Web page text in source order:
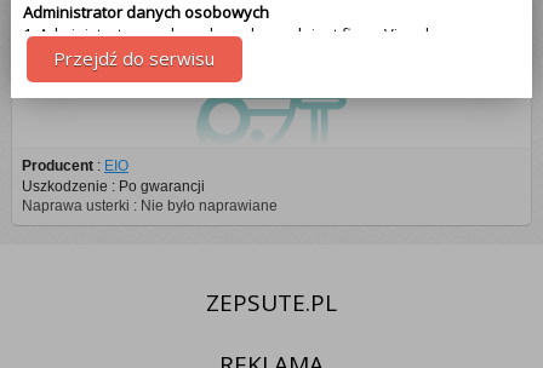
Administrator danych osobowych
1. Administratorem danych osobowych jest firma Visual
Technologies, więcej informacji na temat naszej firmy znajdziesz na
samym dole strony - klikając na link kontakt. Pamiętaj że Twoja
zgoda może być w każdej chwili cofnięta. Jeżeli wyrażasz zgodę, o
którą wyżej prosimy, administratorami Twoich danych osobowych
prywatności serwisu.
Cel przetwarzania danych
1.Celem przetwarzania danych jest dostosowanie treści serwisu do
dole - link polityka prywatności.
Przysługują Tobie następujące uprawnienia z tytułu przetwarzania
Przejdź do serwisu
Producent: EIO
Uszkodzenie : Po gwarancji
Naprawa usterki : Nie było naprawiane
ZEPSUTE.PL